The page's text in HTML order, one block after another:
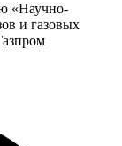
«Научно-
и газовых